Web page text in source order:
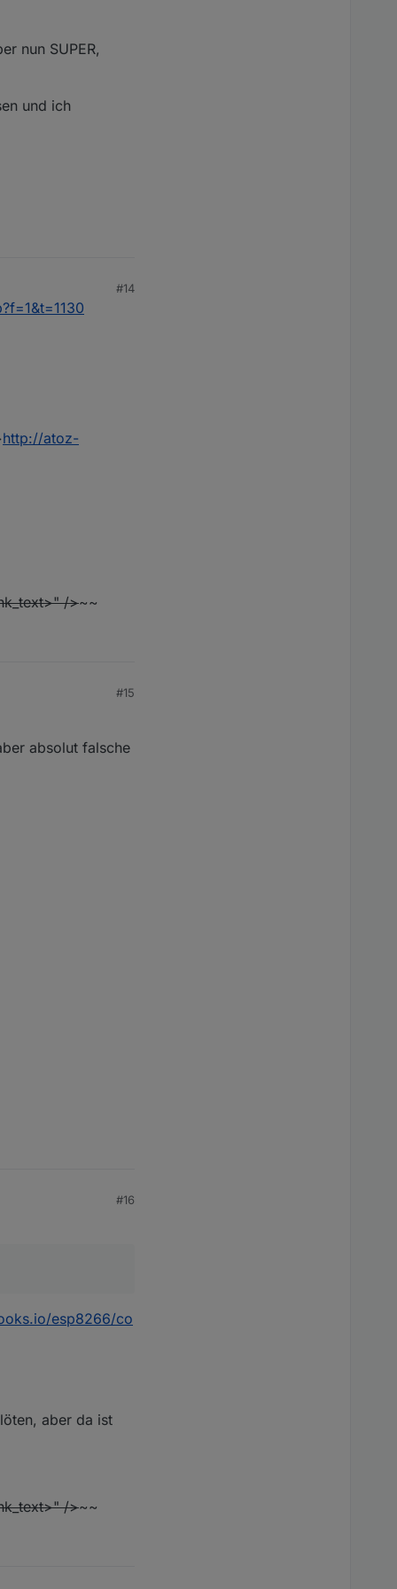
nun SUPER,
und ich
#14
http://atoz-
/>~~
#15
absolut falsche
#16
esp8266/co
aber da ist
/>~~